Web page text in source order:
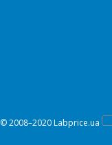
© 2008–2020 Labprice.ua